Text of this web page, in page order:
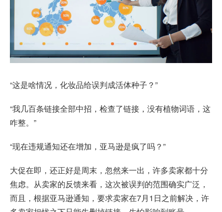
“这是啥情况，化妆品给误判成活体种子？”
“我几百条链接全部中招，检查了链接，没有植物词语，这
咋整。”
“现在违规通知还在增加，亚马逊是疯了吗？”
大促在即，还正好是周末，忽然来一出，许多卖家都十分
焦虑。从卖家的反馈来看，这次被误判的范围确实广泛，
而且，根据亚马逊通知，要求卖家在7月1日之前解决，许